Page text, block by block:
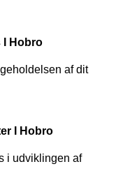
I Hobro
af dit
I Hobro
i udviklingen af